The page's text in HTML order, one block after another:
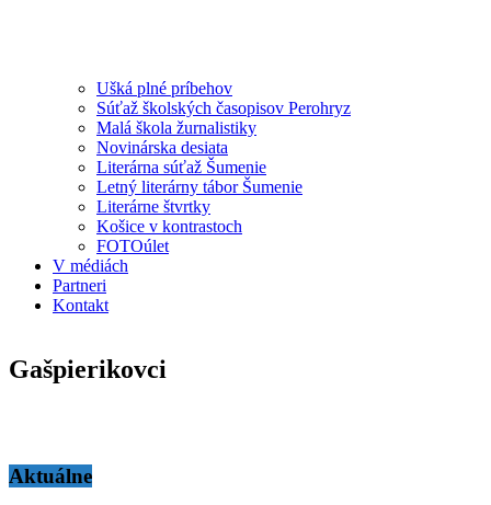
Ušká plné príbehov
Súťaž školských časopisov Perohryz
Malá škola žurnalistiky
Novinárska desiata
Literárna súťaž Šumenie
Letný literárny tábor Šumenie
Literárne štvrtky
Košice v kontrastoch
FOTOúlet
V médiách
Partneri
Kontakt
Gašpierikovci
Aktuálne